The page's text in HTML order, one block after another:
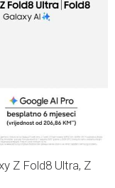
Z Fold8 Ultra, Z